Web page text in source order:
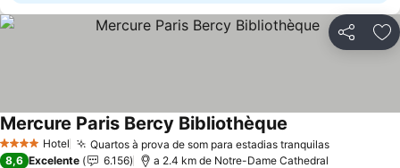
Partilhar
4 EstrelasHotel Quartos à prova de som para estadias tranquilas
Mercure Paris Bercy Bibliothèque
8,6 Excelente 6.156 a 2.4 km de Notre-Dame Cathedral